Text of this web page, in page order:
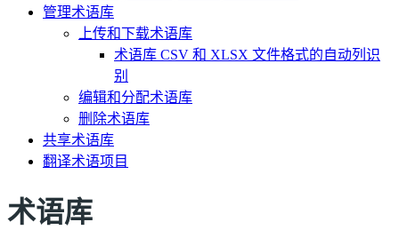
管理术语库
上传和下载术语库
术语库 CSV 和 XLSX 文件格式的自动列识
别
编辑和分配术语库
删除术语库
共享术语库
翻译术语项目
术语库